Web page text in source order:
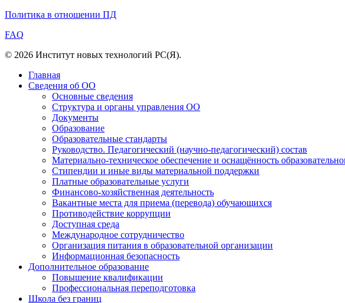
Политика в отношении ПД
FAQ
© 2026 Институт новых технологий РС(Я).
Главная
Сведения об ОО
Основные сведения
Структура и органы управления ОО
Документы
Образование
Образовательные стандарты
Руководство. Педагогический (научно-педагогический) состав
Материально-техническое обеспечение и оснащённость
Стипендии и иные виды материальной поддержки
Платные образовательные услуги
Финансово-хозяйственная деятельность
Вакантные места для приема (перевода) обучающихся
Противодействие коррупции
Доступная среда
Международное сотрудничество
Организация питания в образовательной организации
Информационная безопасность
Дополнительное образование
Повышение квалификации
Профессиональная переподготовка
Школа без границ